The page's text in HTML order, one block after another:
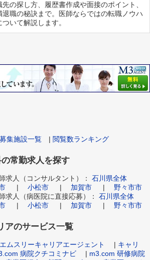
先の探し方、履歴書作成や面接のポイント、
退職の秘訣まで。医師ならではの転職ノウハ
ついて解説します。
集施設一覧 | 閲覧数ランキング
常勤求人を探す
求人（コンサルタント）： 石川県全体
| 小松市 | 加賀市 | 野々市市
求人（病医院に直接応募）： 石川県全体
| 小松市 | 加賀市 | 野々市市
アのサービス一覧
エムスリーキャリアエージェント | キャリ
病院クチコミナビ | m3.com 研修病院